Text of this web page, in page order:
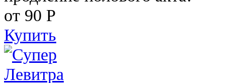
от 90 Р
Купить